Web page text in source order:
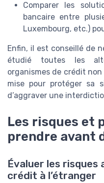
Comparer les
bancaire entre
Luxembourg, etc.)
Enfin, il est conseillé de
étudié toutes les
organismes de crédit
mise pour protéger sa
d’aggraver une
Les risques et
prendre avant
Évaluer les risques
crédit à l’étranger